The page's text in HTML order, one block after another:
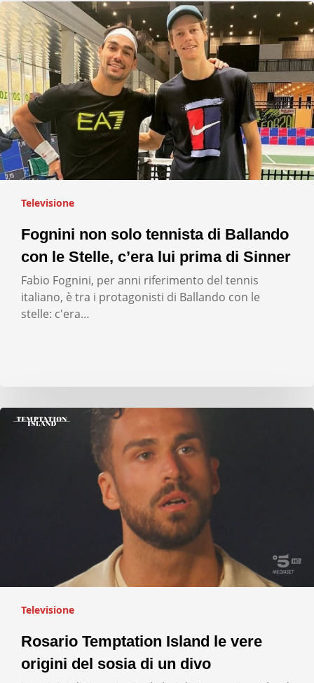
Televisione
Fognini non solo tennista di Ballando
con le Stelle, c’era lui prima di Sinner
Fabio Fognini, per anni riferimento del tennis
italiano, è tra i protagonisti di Ballando con le
stelle: c'era…
Televisione
Rosario Temptation Island le vere
origini del sosia di un divo